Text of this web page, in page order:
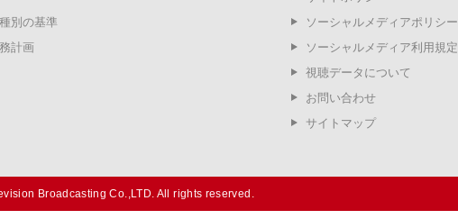
別の基準
計画
ソーシャルメディアポリシー
ソーシャルメディア利用規定
視聴データについて
お問い合わせ
サイトマップ
Broadcasting Co.,LTD. All rights reserved.